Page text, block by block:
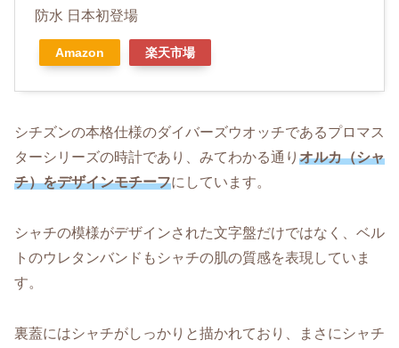
防水 日本初登場
Amazon 楽天市場
シチズンの本格仕様のダイバーズウオッチであるプロマス
ターシリーズの時計であり、みてわかる通り オルカ（シャ
チ）をデザインモチーフにしています。
シャチの模様がデザインされた文字盤だけではなく、ベル
トのウレタンバンドもシャチの肌の質感を表現していま
す。
裏蓋にはシャチがしっかりと描かれており、まさにシャチ